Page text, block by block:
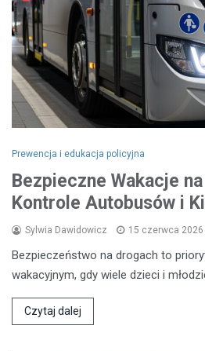
Prewencja i edukacja policyjna
Bezpieczne Wakacje
Kontrole Autobusów i
Sylwia Dawidowicz 15 czerwca 2026
Bezpieczeństwo na drogach to
wakacyjnym, gdy wiele dzieci i
Czytaj dalej